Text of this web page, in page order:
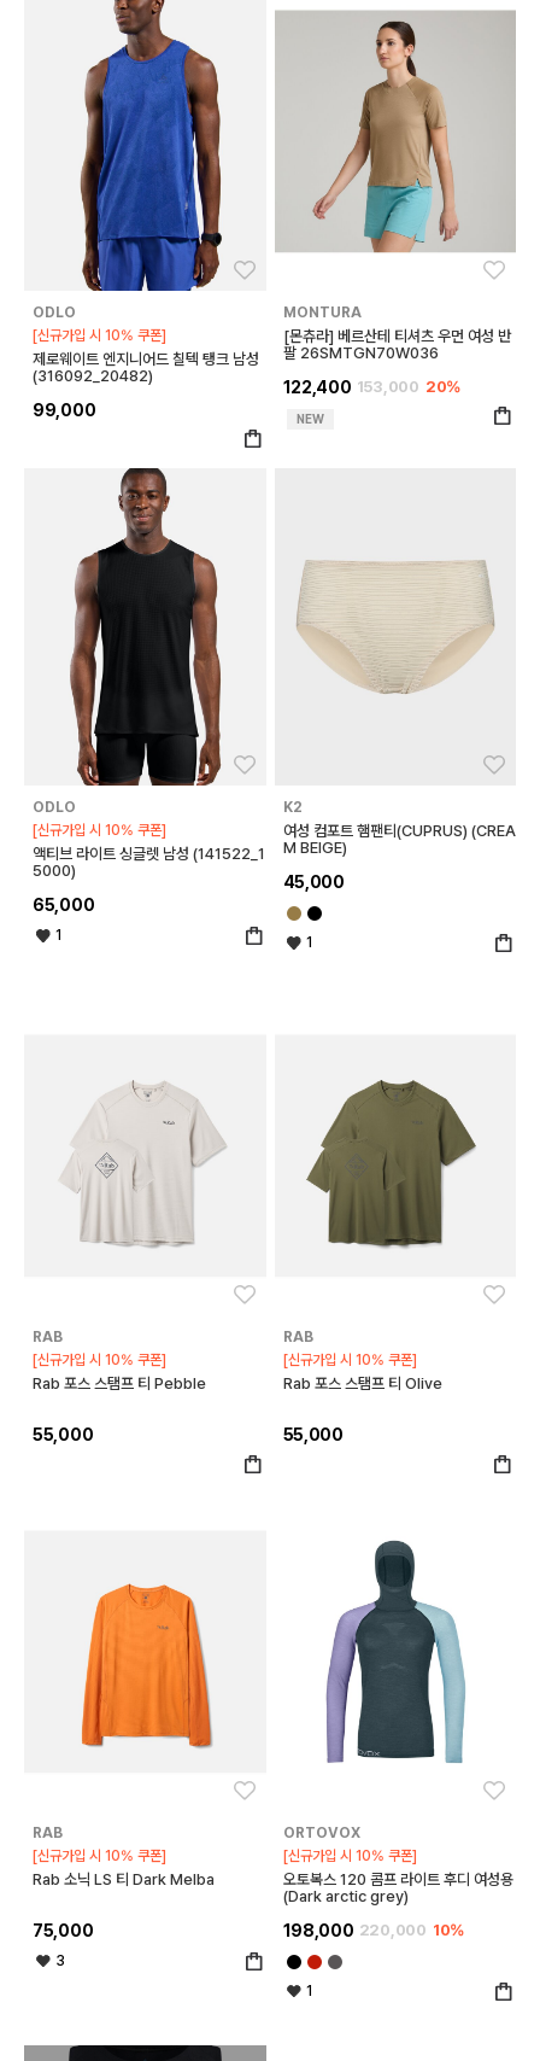
ODLO
[신규가입 시 10% 쿠폰]
제로웨이트 엔지니어드 칠텍 탱크 남성
(316092_20482)
99,000
MONTURA
[몬츄라] 베르산테 티셔츠 우먼 여성 반
팔 26SMTGN70W036
122,400 153,000 20%
NEW
ODLO
[신규가입 시 10% 쿠폰]
액티브 라이트 싱글렛 남성 (141522_1
5000)
65,000
1
K2
여성 컴포트 햄팬티(CUPRUS) (CREA
M BEIGE)
45,000
1
RAB
[신규가입 시 10% 쿠폰]
Rab 포스 스탬프 티 Pebble
55,000
RAB
[신규가입 시 10% 쿠폰]
Rab 포스 스탬프 티 Olive
55,000
RAB
[신규가입 시 10% 쿠폰]
Rab 소닉 LS 티 Dark Melba
75,000
3
ORTOVOX
[신규가입 시 10% 쿠폰]
오토복스 120 콤프 라이트 후디 여성용
(Dark arctic grey)
198,000 220,000 10%
1